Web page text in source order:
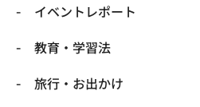
​イベントレポート
​教育・学習法
​旅行・お出かけ